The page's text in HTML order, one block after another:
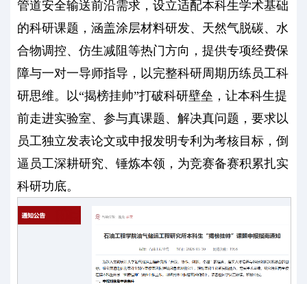
管道安全输送前沿需求，设立适配本科生学术基础
的科研课题，涵盖涂层材料研发、天然气脱碳、水
合物调控、仿生减阻等热门方向，提供专项经费保
障与一对一导师指导，以完整科研周期历练员工科
研思维。以“揭榜挂帅”打破科研壁垒，让本科生提
前走进实验室、参与真课题、解决真问题，要求以
员工独立发表论文或申报发明专利为考核目标，倒
逼员工深耕研究、锤炼本领，为竞赛备赛积累扎实
科研功底。